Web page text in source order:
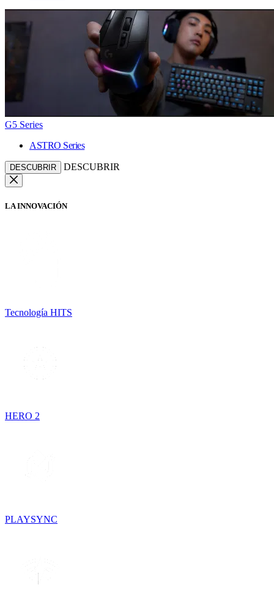
G5 Series
ASTRO Series
DESCUBRIR DESCUBRIR
LA INNOVACIÓN
Tecnología HITS
HERO 2
PLAYSYNC